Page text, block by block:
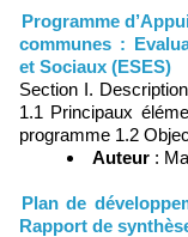
Programme
communes :
et Sociaux (ESES)
Section I.
1.1 Principaux
programme 1.2
Auteur :
Plan de
Rapport de